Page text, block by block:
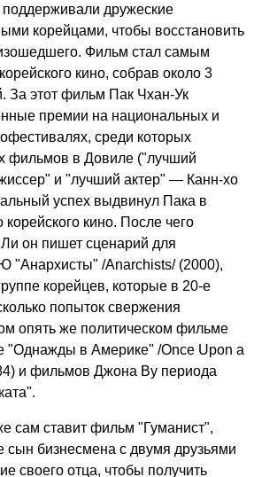
дружеские
корейцами, чтобы восстановить
Фильм стал самым
кино, собрав около 3
За этот фильм Пак Чхан-Ук
премии на национальных и
среди которых
фильмов в Довиле ("лучший
и "лучший актер" — Канн-хо
успех выдвинул Пака в
кино. После чего
он пишет сценарий для
"Анархисты" /Anarchists/ (2000),
корейцев, которые в 20-е
попыток свержения
опять же политическом фильме
"Однажды в Америке" /Once Upon a
и фильмов Джона Ву периода
сам ставит фильм "Гуманист",
сын бизнесмена с двумя друзьями
своего отца, чтобы получить